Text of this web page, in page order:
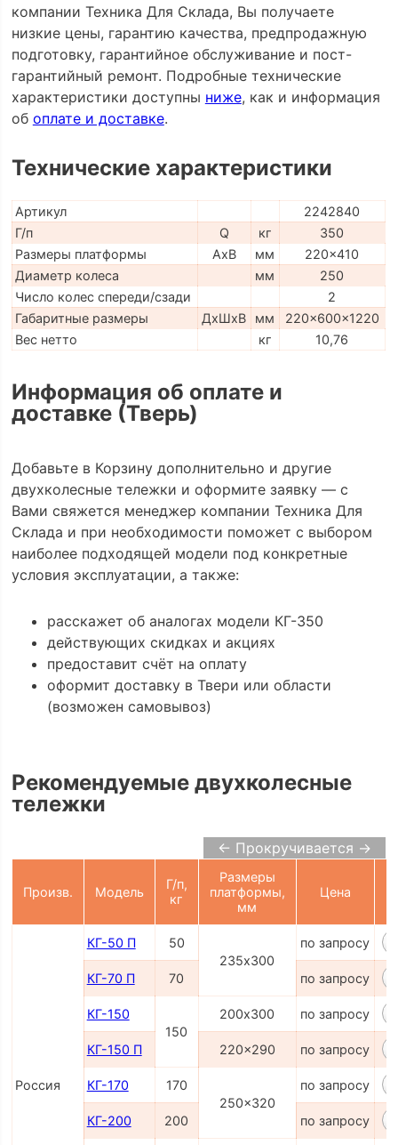
компании Техника Для Склада, Вы получаете
низкие цены, гарантию качества, предпродажную
подготовку, гарантийное обслуживание и пост-
гарантийный ремонт. Подробные технические
характеристики доступны ниже, как и информация
об оплате и доставке.
Технические характеристики
Артикул
2242840
Г/п
Q кг
350
Размеры платформы
AxB мм
220x410
Диаметр колеса
мм
250
Число колес спереди/сзади
2
Габаритные размеры
ДхШхВ мм
220x600x1220
Вес нетто
кг 10,76
Информация об оплате и
доставке (Тверь)
Добавьте в Корзину дополнительно и другие
двухколесные тележки и оформите заявку — с
Вами свяжется менеджер компании Техника Для
Склада и при необходимости поможет с выбором
наиболее подходящей модели под конкретные
условия эксплуатации, а также:
расскажет об аналогах модели КГ-350
действующих скидках и акциях
предоставит счёт на оплату
оформит доставку в Твери или области
(возможен самовывоз)
Рекомендуемые двухколесные
тележки
← Прокручивается →
Произв. Модель
Г/п,
кг
Размеры
платформы,
мм
Цена
Россия
КГ-50 П
50
235х300
по запросу
КГ-70 П 70 по запросу
КГ-150
150
200х300 по запросу
КГ-150 П 220x290 по запросу
КГ-170
170
250x320
по запросу
КГ-200 200 по запросу